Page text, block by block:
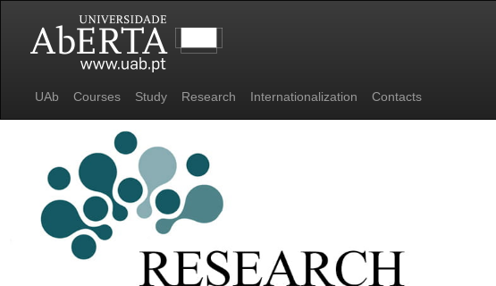
UAb Courses Study Research Internationalization Contacts